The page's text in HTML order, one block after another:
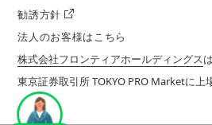
勧誘方針
法人のお客様はこちら
株式会社フロンティアホールディングスは
東京証券取引所 TOKYO PRO Marketに上